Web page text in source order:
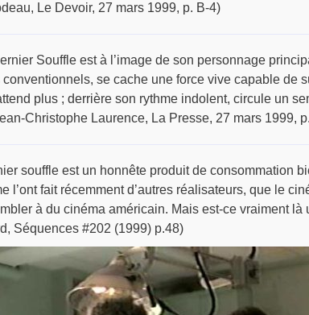
Le Devoir, 27 mars 1999, p. B-4)
Souffle est à l’image de son personnage
se cache une force vive capable de
plus ; derrière son rythme indolent, circule un
Christophe Laurence, La Presse, 27 mars 1999,
souffle est un honnête produit de consommation
l’ont fait récemment d’autres réalisateurs, que le
à du cinéma américain. Mais est-ce vraiment là
Séquences #202 (1999) p.48)